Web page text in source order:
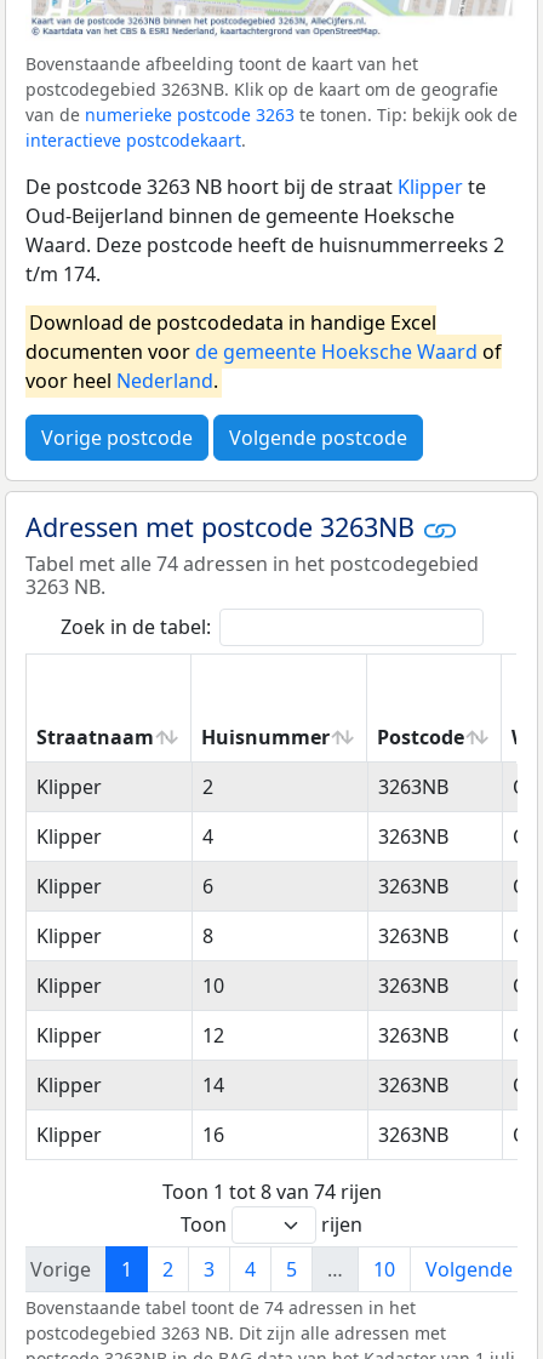
Bovenstaande afbeelding toont de kaart van het
postcodegebied 3263NB. Klik op de kaart om de geografie
van de numerieke postcode 3263 te tonen. Tip: bekijk ook de
interactieve postcodekaart.
De postcode 3263 NB hoort bij de straat Klipperte
Oud-Beijerland binnen de gemeente Hoeksche
Waard. Deze postcode heeft de huisnummerreeks 2
t/m 174.
Download de postcodedata in handige Excel
documenten voorde gemeente Hoeksche Waard of
voor heel Nederland.
Vorige postcode Volgende postcode
Adressen met postcode 3263NB
Tabel met alle 74 adressen in het postcodegebied
3263 NB.
Zoek in de tabel:
Straatnaam Huisnummer Postcode
Straatnaam
Huisnummer Postcode
Klipper 2 3263NB
Klipper
4 3263NB
Klipper
6 3263NB
Klipper
8 3263NB
Klipper
10 3263NB
Klipper
12 3263NB
Klipper
14 3263NB
Klipper
16 3263NB
Toon 1 tot 8 van 74 rijen
Toon
rijen
Vorige
1 2 3 4 5 … 10 Volgende
Bovenstaande tabel toont de 74 adressen in het
postcodegebied 3263 NB. Dit zijn alle adressen met